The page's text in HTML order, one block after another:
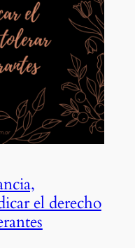
el derecho